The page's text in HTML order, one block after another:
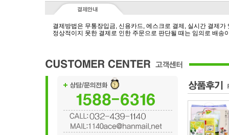
결제방법은 무통장입금, 신용카드, 에스크로 결제, 실시간 결제가
정상적이지 못한 결제로 인한 주문으로 판단될 때는 임의로 배송